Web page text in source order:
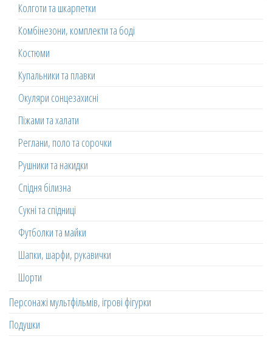
Колготи та шкарпетки
Комбінезони, комплекти та боді
Костюми
Купальники та плавки
Окуляри сонцезахисні
Піжами та халати
Реглани, поло та сорочки
Рушники та накидки
Спідня білизна
Сукні та спідниці
Футболки та майки
Шапки, шарфи, рукавички
Шорти
Персонажі мультфільмів, ігрові фігурки
Подушки